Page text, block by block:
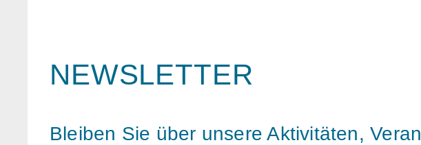
NEWSLETTER
Bleiben Sie über unsere Aktivitäten,